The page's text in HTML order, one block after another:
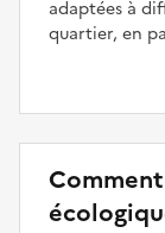
adaptées à
quartier, en